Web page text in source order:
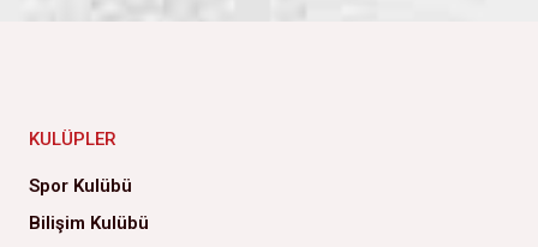
KULÜPLER
Spor Kulübü
Bilişim Kulübü